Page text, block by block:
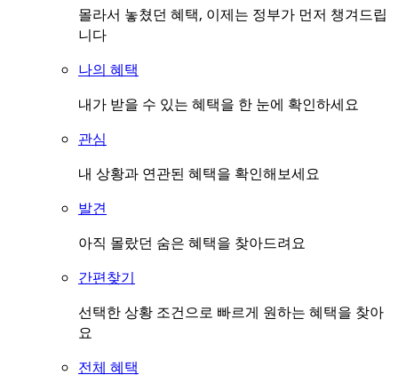
몰라서 놓쳤던 혜택, 이제는 정부가 먼저 챙겨드립
니다
나의 혜택
내가 받을 수 있는 혜택을 한 눈에 확인하세요
관심
내 상황과 연관된 혜택을 확인해보세요
발견
아직 몰랐던 숨은 혜택을 찾아드려요
간편찾기
선택한 상황 조건으로 빠르게 원하는 혜택을 찾아
요
전체 혜택